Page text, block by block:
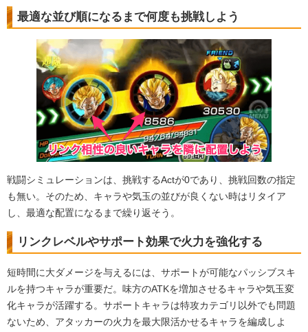
最適な並び順になるまで何度も挑戦しよう
戦闘シミュレーションは、挑戦するActが0であり、挑戦回数の指定
も無い。そのため、キャラや気玉の並びが良くない時はリタイア
し、最適な配置になるまで繰り返そう。
リンクレベルやサポート効果で火力を強化する
短時間に大ダメージを与えるには、サポートが可能なパッシブスキ
ルを持つキャラが重要だ。味方のATKを増加させるキャラや気玉変
化キャラが活躍する。サポートキャラは特攻カテゴリ以外でも問題
ないため、アタッカーの火力を最大限活かせるキャラを編成しよ